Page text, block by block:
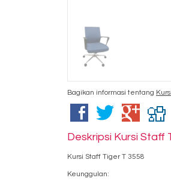
Bagikan informasi tentang
Deskripsi Kursi Staff
Kursi Staff Tiger T 3558
Keunggulan: